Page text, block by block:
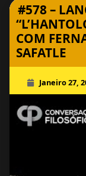
#578 –
COM
SAFATLE
Janeiro 27,